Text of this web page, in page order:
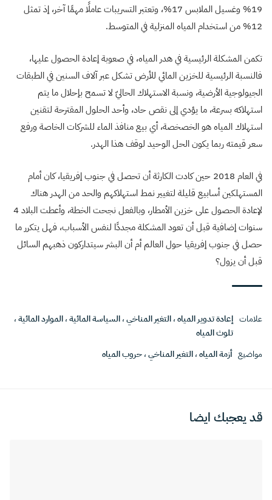
19% وغسيل الملابس 17%، وتعتبر التسريبات عاملًا مهمًا آخر، إذ تمثل
12% من استخدام المياه المنزلية في المتوسط.
تكمن المشكلة الرئيسية في هدر المياه، في صعوبة إعادة الحصول عليها،
فالنسبة الرئيسية للخزين المائي للأرض تشكل عبر آلاف السنين في الطبقات
الجيولوجية الأرضية، ونسبة الاستهلاك الحاليّ لا تسمح بإحلال ما يتم
استهلاكه بسرعة، ما يؤدي إلى نقص حاد، وأحد الحلول المقترحة لتقنين
استهلاك المياه هو الخصخصة، أي بيع منافذ الماء للشركات الخاصة ورفع
سعر قيمته ربما يكون الحل الوحيد لوقف هذا الهدر.
في العام 2018 حين كادت الكارثة أن تحصل في جنوب إفريقيا، كان أمام
المستهلكين أسابيع قليلة لتغيير نمط استهلاكهم والحد من الهدر هناك
لإعادة الحصول على خزين الأمطار، وبالفعل نجحت الخطة، وأعطت البلاد 4
سنوات إضافية قبل أن تعود المشكلة مجددًا لنفس الأسباب، فهل يتكرر ما
حصل في جنوب إفريقيا حول العالم أم أن البشر سيتداركون ذهبهم السائل
قبل أن يزول؟
علامات إعادة تدوير المياه،التغير المناخي،السياسة المائية،الموارد المائية،
تلوث المياه
مواضيع أزمة المياه،التغير المناخي،حروب المياه
قد يعجبك ايضا